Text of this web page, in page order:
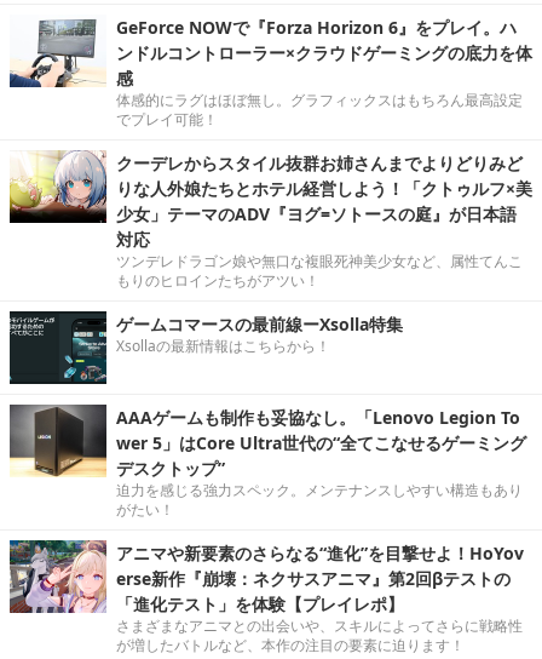
GeForce NOWで『Forza Horizon 6』をプレイ。ハ
ンドルコントローラー×クラウドゲーミングの底力を体
感
体感的にラグはほぼ無し。グラフィックスはもちろん最高設定
でプレイ可能！
クーデレからスタイル抜群お姉さんまでよりどりみど
りな人外娘たちとホテル経営しよう！「クトゥルフ×美
少女」テーマのADV『ヨグ=ソトースの庭』が日本語
対応
ツンデレドラゴン娘や無口な複眼死神美少女など、属性てんこ
もりのヒロインたちがアツい！
ゲームコマースの最前線ーXsolla特集
Xsollaの最新情報はこちらから！
AAAゲームも制作も妥協なし。「Lenovo Legion To
wer 5」はCore Ultra世代の“全てこなせるゲーミング
デスクトップ”
迫力を感じる強力スペック。メンテナンスしやすい構造もあり
がたい！
アニマや新要素のさらなる“進化”を目撃せよ！HoYov
erse新作『崩壊：ネクサスアニマ』第2回βテストの
「進化テスト」を体験【プレイレポ】
さまざまなアニマとの出会いや、スキルによってさらに戦略性
が増したバトルなど、本作の注目の要素に迫ります！